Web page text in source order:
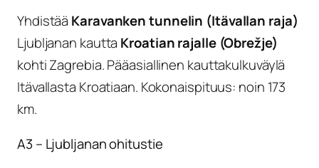
Yhdistää Karavanken tunnelin (Itävallan raja)
Ljubljanan kautta Kroatian rajalle (Obrežje)
kohti Zagrebia. Pääasiallinen kauttakulkuväylä
Itävallasta Kroatiaan. Kokonaispituus: noin 173
km.
A3 – Ljubljanan ohitustie